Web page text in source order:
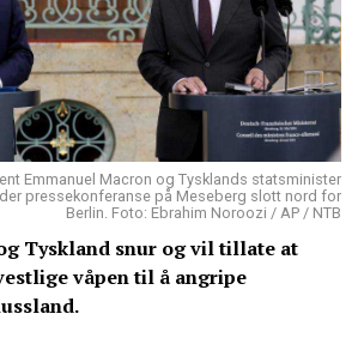
Emmanuel Macron og Tysklands statsminister
pressekonferanse på Meseberg slott nord for
Berlin. Foto: Ebrahim Noroozi / AP / NTB
Tyskland snur og vil tillate at
våpen til å angripe